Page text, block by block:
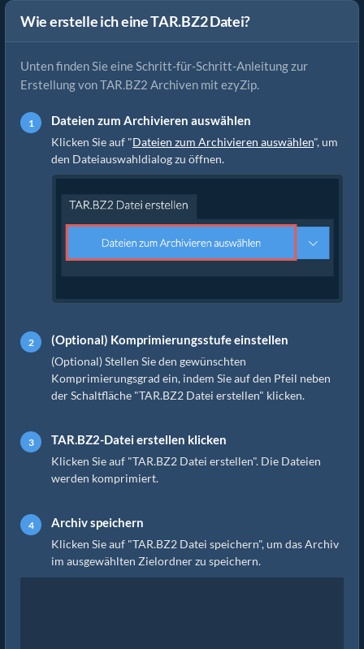
Wie erstelle ich eine TAR.BZ2 Datei?
Unten finden Sie eine Schritt-für-Schritt-Anleitung zur
Erstellung von TAR.BZ2 Archiven mit ezyZip.
Dateien zum Archivieren auswählen
Klicken Sie auf "Dateien zum Archivieren auswählen", um
den Dateiauswahldialog zu öffnen.
(Optional) Komprimierungsstufe einstellen
(Optional) Stellen Sie den gewünschten
Komprimierungsgrad ein, indem Sie auf den Pfeil neben
der Schaltfläche "TAR.BZ2 Datei erstellen" klicken.
TAR.BZ2-Datei erstellen klicken
Klicken Sie auf "TAR.BZ2 Datei erstellen". Die Dateien
werden komprimiert.
Archiv speichern
Klicken Sie auf "TAR.BZ2 Datei speichern", um das Archiv
im ausgewählten Zielordner zu speichern.